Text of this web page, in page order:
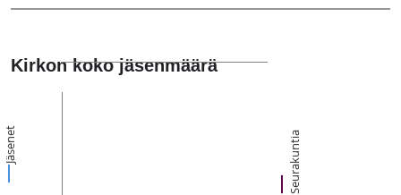
Kirkon koko jäsenmäärä
Jäsenet Seurakuntia